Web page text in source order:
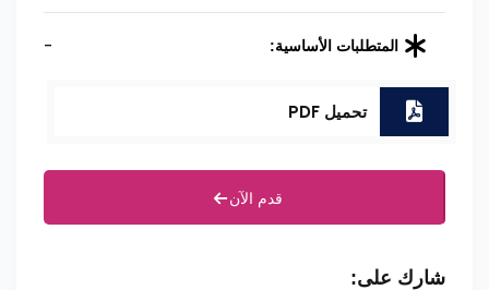
المتطلبات الأساسية: -
تحميل PDF
قدم الآن
شارك على: